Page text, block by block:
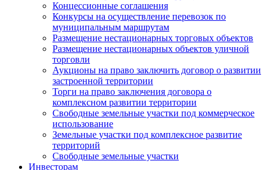
Концессионные соглашения
Конкурсы на осуществление перевозок по
муниципальным маршрутам
Размещение нестационарных торговых объектов
Размещение нестационарных объектов уличной
торговли
Аукционы на право заключить договор о развитии
застроенной территории
Торги на право заключения договора о
комплексном развитии территории
Свободные земельные участки под коммерческое
использование
Земельные участки под комплексное развитие
территорий
Свободные земельные участки
Инвесторам